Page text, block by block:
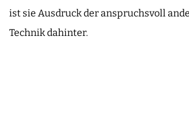
ist sie Ausdruck der anspruchsvoll
Technik dahinter.